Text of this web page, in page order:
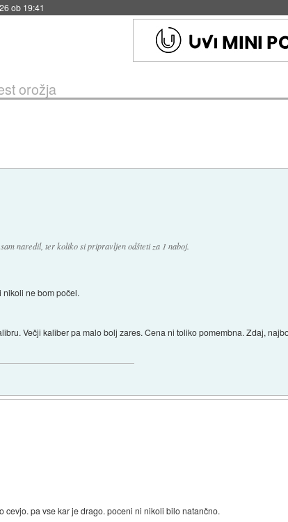
ob 19:41
orožja
naredil, ter koliko si pripravljen odšteti za 1 naboj.
nikoli ne bom počel.
Večji kaliber pa malo bolj zares. Cena ni toliko pomembna. Zdaj,
cevjo. pa vse kar je drago. poceni ni nikoli bilo natančno.